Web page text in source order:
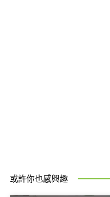
或許你也感興趣